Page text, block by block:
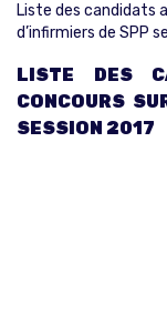
Liste des candidats
d’infirmiers de SPP
LISTE DES
CONCOURS
SESSION 2017